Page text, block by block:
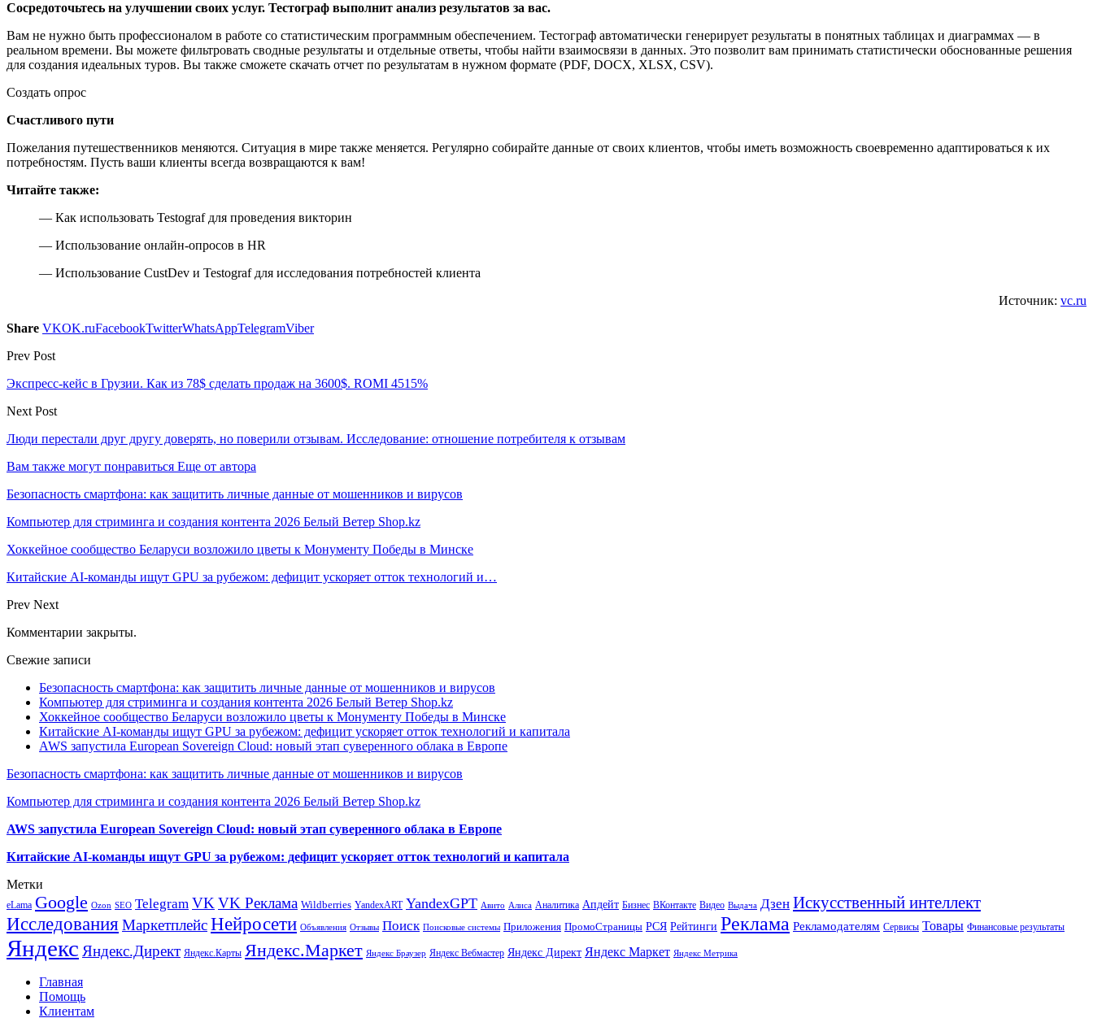
Сосредоточьтесь на улучшении своих услуг. Тестограф выполнит анализ результатов за вас.
Вам не нужно быть профессионалом в работе со статистическим программным обеспечением. Тестограф автоматически генерирует результаты в понятных таблицах и диаграммах — в
реальном времени. Вы можете фильтровать сводные результаты и отдельные ответы, чтобы найти взаимосвязи в данных. Это позволит вам принимать статистически обоснованные решения
для создания идеальных туров. Вы также сможете скачать отчет по результатам в нужном формате (PDF, DOCX, XLSX, CSV).
Создать опрос
Счастливого пути
Пожелания путешественников меняются. Ситуация в мире также меняется. Регулярно собирайте данные от своих клиентов, чтобы иметь возможность своевременно адаптироваться к их
потребностям. Пусть ваши клиенты всегда возвращаются к вам!
Читайте также:
— Как использовать Testograf для проведения викторин
— Использование онлайн-опросов в HR
— Использование CustDev и Testograf для исследования потребностей клиента
Источник: vc.ru
Share VKOK.ruFacebookTwitterWhatsAppTelegramViber
Prev Post
Экспресс-кейс в Грузии. Как из 78$ сделать продаж на 3600$. ROMI 4515%
Next Post
Люди перестали друг другу доверять, но поверили отзывам. Исследование: отношение потребителя к отзывам
Вам также могут понравиться Еще от автора
Безопасность смартфона: как защитить личные данные от мошенников и вирусов
Компьютер для стриминга и создания контента 2026 Белый Ветер Shop.kz
Хоккейное сообщество Беларуси возложило цветы к Монументу Победы в Минске
Китайские AI-команды ищут GPU за рубежом: дефицит ускоряет отток технологий и…
Prev Next
Комментарии закрыты.
Свежие записи
Безопасность смартфона: как защитить личные данные от мошенников и вирусов
Компьютер для стриминга и создания контента 2026 Белый Ветер Shop.kz
Хоккейное сообщество Беларуси возложило цветы к Монументу Победы в Минске
Китайские AI-команды ищут GPU за рубежом: дефицит ускоряет отток технологий и капитала
AWS запустила European Sovereign Cloud: новый этап суверенного облака в Европе
Безопасность смартфона: как защитить личные данные от мошенников и вирусов
Компьютер для стриминга и создания контента 2026 Белый Ветер Shop.kz
AWS запустила European Sovereign Cloud: новый этап суверенного облака в Европе
Китайские AI-команды ищут GPU за рубежом: дефицит ускоряет отток технологий и капитала
Метки
eLama Google Ozon SEO Telegram VKVK Реклама Wildberries YandexART YandexGPT Авито Алиса Аналитика Апдейт Бизнес ВКонтакте Видео Выдача Дзен Искусственный интеллект
Исследования МаркетплейсНейросети Объявления Отзывы Поиск Поисковые системы Приложения ПромоСтраницы РСЯ Рейтинги Реклама Рекламодателям Сервисы Товары Финансовые результаты
Яндекс Яндекс.Директ Яндекс.Карты Яндекс.Маркет Яндекс Браузер Яндекс Вебмастер Яндекс Директ Яндекс Маркет Яндекс Метрика
Главная
Помощь
Клиентам